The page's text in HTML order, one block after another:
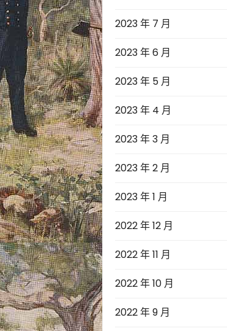
2023 年 7 月
2023 年 6 月
2023 年 5 月
2023 年 4 月
2023 年 3 月
2023 年 2 月
2023 年 1 月
2022 年 12 月
2022 年 11 月
2022 年 10 月
2022 年 9 月